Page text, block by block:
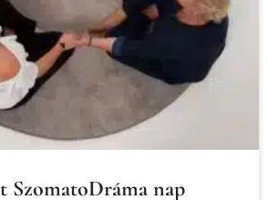
SzomatoDráma nap